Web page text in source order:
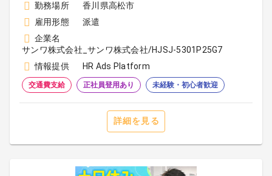
勤務場所
香川県高松市
雇用形態
派遣
企業名
サンワ株式会社_サンワ株式会社/HJSJ-5301P25G7
情報提供
HR Ads Platform
交通費支給 正社員登用あり 未経験・初心者歓迎
詳細を見る